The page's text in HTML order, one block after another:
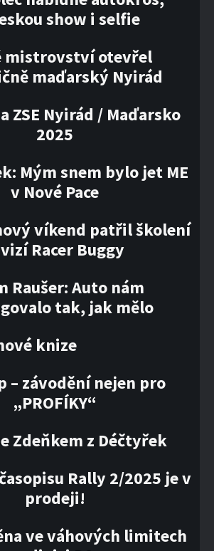
show i selfie
mistrovství otevřel
maďarský Nyirád
ZSE Nyirád / Maďarsko
2025
Mým snem bylo jet ME
v Nové Pace
víkend patřil školení
Racer Buggy
Raušer: Auto nám
tak, jak mělo
knize
– závodění nejen pro
„PROFÍKY“
Zdeňkem z Déčtyřek
Rally 2/2025 je v
prodeji!
ve váhových limitech